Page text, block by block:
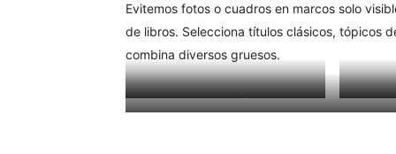
Evitemos fotos o cuadros en marcos solo
de libros. Selecciona títulos clásicos, tópicos
combina diversos gruesos.
Argent Collection |COMPRAR
Metal